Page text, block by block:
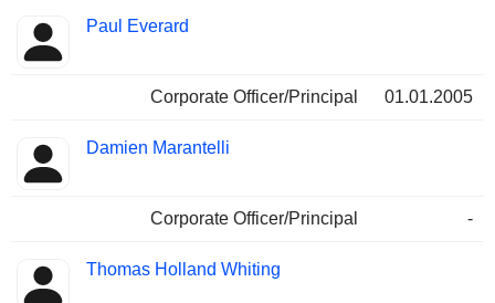
Paul Everard
Corporate Officer/Principal 01.01.2005
Damien Marantelli
Corporate Officer/Principal -
Thomas Holland Whiting